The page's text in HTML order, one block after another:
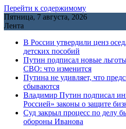
Перейти к содержимому
Пятница, 7 августа, 2026
Лента
В России утвердили ценз
детских пособий
Путин подписал новые
СВО: что изменится
Путина не удивляет, что
сбываются
Владимир Путин подписал
Россией» законы о защите
Cуд закрыл процесс по делу
обороны Иванова